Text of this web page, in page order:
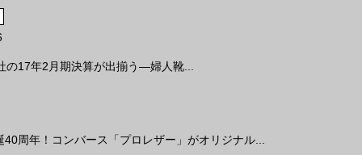
の17年2月期決算が出揃う―婦人靴...
40周年！コンバース「プロレザー」がオリジナル...